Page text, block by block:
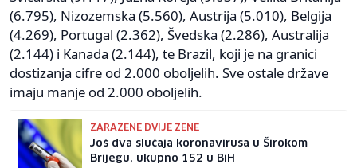
(6.795), Nizozemska (5.560), Austrija (5.010), Belgija
(4.269), Portugal (2.362), Švedska (2.286), Australija
(2.144) i Kanada (2.144), te Brazil, koji je na granici
dostizanja cifre od 2.000 oboljelih. Sve ostale države
imaju manje od 2.000 oboljelih.
ZARAŽENE DVIJE ŽENE
Još dva slučaja koronavirusa u Širokom
Brijegu, ukupno 152 u BiH